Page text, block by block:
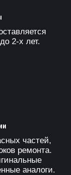
2-х лет.
частей,
ремонта.
аналоги.